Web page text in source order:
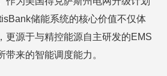
储能系统的核心价值不仅体
更源于与精控能源自主研发的EMS
来的智能调度能力。